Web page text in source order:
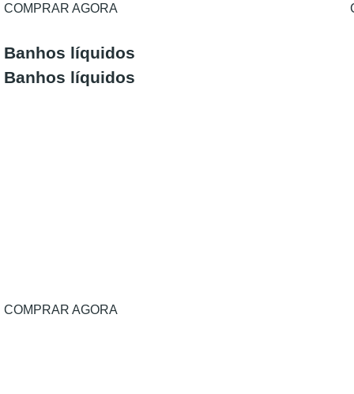
COMPRAR AGORA
Banhos líquidos
Banhos líquidos
COMPRAR AGORA